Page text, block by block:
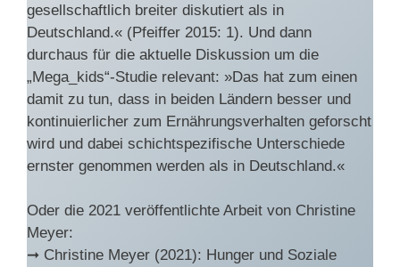
gesellschaftlich breiter diskutiert als in
Deutschland.« (Pfeiffer 2015: 1). Und dann
durchaus für die aktuelle Diskussion um die
„Mega_kids“-Studie relevant: »Das hat zum einen
damit zu tun, dass in beiden Ländern besser und
kontinuierlicher zum Ernährungsverhalten geforscht
wird und dabei schichtspezifische Unterschiede
ernster genommen werden als in Deutschland.«
Oder die 2021 veröffentlichte Arbeit von Christine
Meyer:
➞ Christine Meyer (2021): Hunger und Soziale